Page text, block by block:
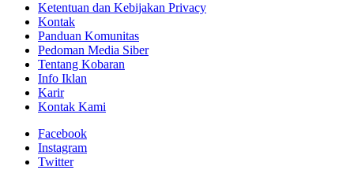
Ketentuan dan Kebijakan Privacy
Kontak
Panduan Komunitas
Pedoman Media Siber
Tentang Kobaran
Info Iklan
Karir
Kontak Kami
Facebook
Instagram
Twitter